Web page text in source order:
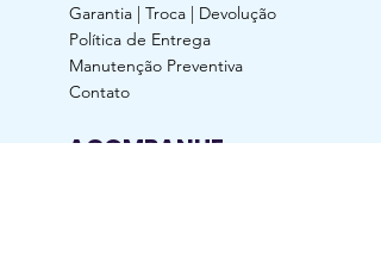
Garantia | Troca | Devolução
Política de Entrega
Manutenção Preventiva
Contato
ACOMPANHE